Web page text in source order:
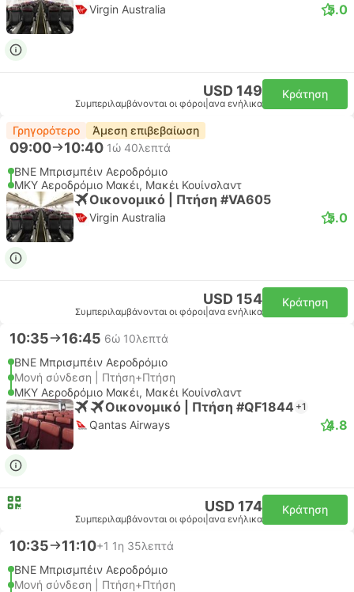
Virgin Australia 5.0
USD 149
Συμπεριλαμβάνονται οι φόροι ανα ενήλικα
Κράτηση
Γρηγορότερο Άμεση επιβεβαίωση
09:00 10:40 1ώ 40λεπτά
BNE Μπρισμπέιν Αεροδρόμιο
MKY Αεροδρόμιο Μακέι, Μακέι Κουίνσλαντ
Οικονομικό | Πτήση #VA605
Virgin Australia 5.0
USD 154
Συμπεριλαμβάνονται οι φόροι ανα ενήλικα
Κράτηση
10:35 16:45 6ώ 10λεπτά
BNE Μπρισμπέιν Αεροδρόμιο
Μονή σύνδεση | Πτήση+Πτήση
MKY Αεροδρόμιο Μακέι, Μακέι Κουίνσλαντ
Οικονομικό | Πτήση #QF1844 +1
Qantas Airways 4.8
USD 174
Συμπεριλαμβάνονται οι φόροι ανα ενήλικα
Κράτηση
10:35 11:10+1 1η 35λεπτά
BNE Μπρισμπέιν Αεροδρόμιο
Μονή σύνδεση | Πτήση+Πτήση